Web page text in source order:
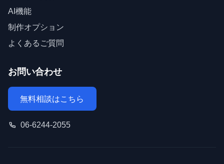
AI機能
制作オプション
よくあるご質問
お問い合わせ
無料相談はこちら
06-6244-2055